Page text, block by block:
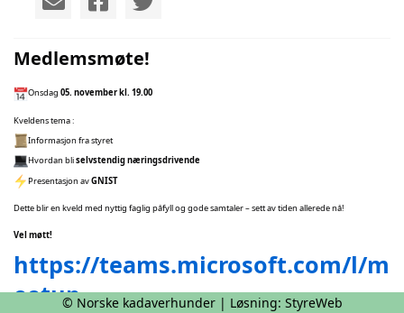
Medlemsmøte!
Onsdag 05. november kl. 19.00
Kveldens tema :
Informasjon fra styret
Hvordan bliselvstendig næringsdrivende
Presentasjon avGNIST
Dette blir en kveld med nyttig faglig påfyll og gode samtaler – sett av tiden allerede nå!
Vel møtt!
https://teams.microsoft.com/l/m
eetup-© Norske kadaverhunder | Løsning: StyreWeb